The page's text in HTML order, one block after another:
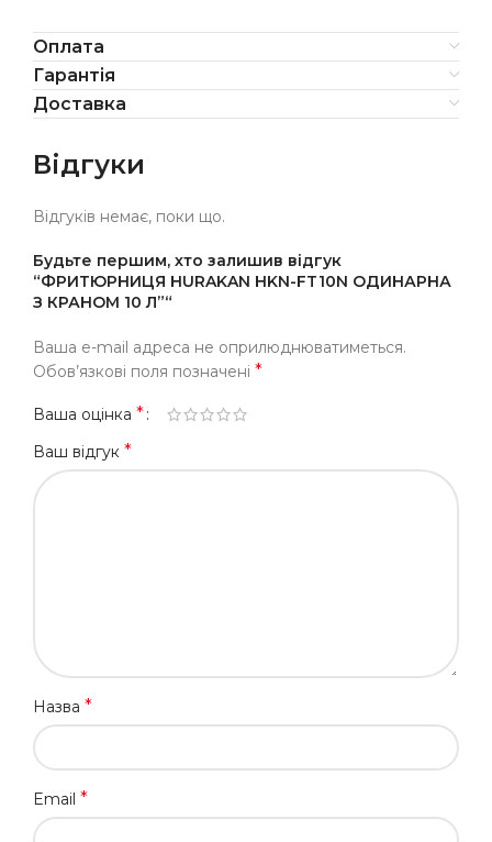
Оплата
Гарантія
Доставка
Відгуки
Відгуків немає, поки що.
Будьте першим, хто залишив відгук
“ФРИТЮРНИЦЯ HURAKAN HKN-FT10N ОДИНАРНА
З КРАНОМ 10 Л”“
Ваша e-mail адреса не оприлюднюватиметься.
Обов’язкові поля позначені *
Ваша оцінка *
Ваш відгук *
Назва *
Email *